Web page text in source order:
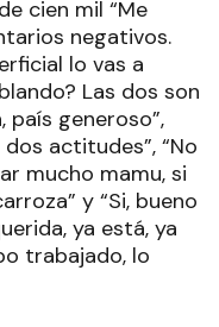
cien mil “Me
negativos.
lo vas a
Las dos son
país generoso”,
actitudes”, “No
mucho mamu, si
y “Si, bueno
ya está, ya
trabajado, lo